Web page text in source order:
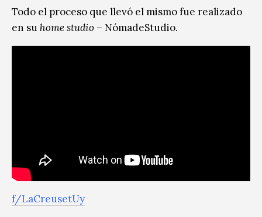
Todo el proceso que llevó el mismo fue realizado
en suhome studio – NómadeStudio.
f/LaCreusetUy